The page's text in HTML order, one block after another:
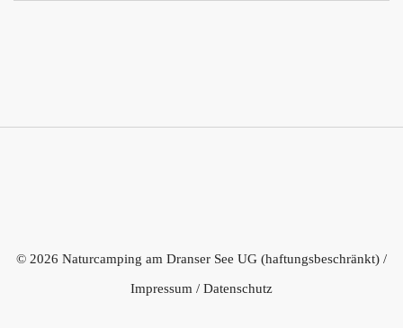
© 2026 Naturcamping am Dranser See UG (haftungsbeschränkt) /
Impressum / Datenschutz